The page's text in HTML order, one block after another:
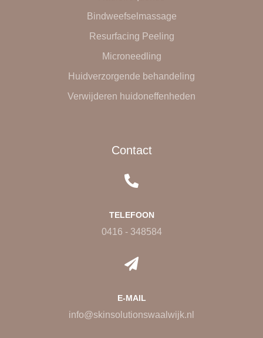
Bindweefselmassage
Resurfacing Peeling
Microneedling
Huidverzorgende behandeling
Verwijderen huidoneffenheden
Contact
TELEFOON
0416 - 348584
E-MAIL
info@skinsolutionswaalwijk.nl